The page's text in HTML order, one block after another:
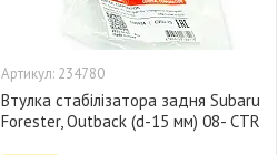
234780
Втулка стабілізатора задня Subaru
Forester, Outback (d-15 мм) 08- CTR